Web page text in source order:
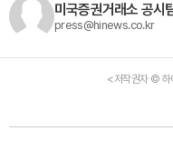
미국증권거래소 공시
press@hinews.co.kr
<저작권자 © 하